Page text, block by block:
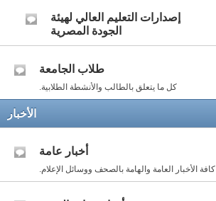
إصدارات التعليم العالي لهيئة
الجودة المصرية
طلاب الجامعة
كل ما يتعلق بالطالب والأنشطة الطلابية.
الأخبار
أخبار عامة
كافة الأخبار العامة والهامة بالصحف ووسائل الإعلام.